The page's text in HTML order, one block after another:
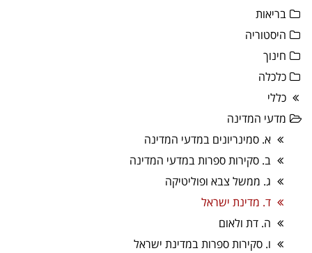
בריאות
היסטוריה
חינוך
כלכלה
כללי
מדעי המדינה
א. סמינריונים במדעי המדינה
ב. סקירות ספרות במדעי המדינה
ג. ממשל צבא ופוליטיקה
ד. מדינת ישראל
ה. דת ולאום
ו. סקירות ספרות במדינת ישראל